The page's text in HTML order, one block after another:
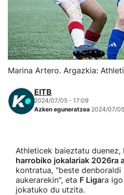
Atletismoa
Mendi-lasterketak
Kirol gehiago
"Helmuga"
Marina Artero. Argazkia:
EITB
2024/07/05 - 17:09
Azken eguneratzea 2024/07/
Athleticek baieztatu duenez,
harrobiko jokalariak 2026ra
kontratua, "beste
aukerarekin", eta F Ligara
jokatuko du utzita.